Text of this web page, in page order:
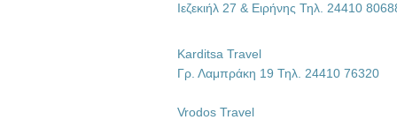
Ιεζεκιήλ 27 & Ειρήνης Τηλ. 24410
Karditsa Travel
Γρ. Λαμπράκη 19 Τηλ. 24410 76320
Vrodos Travel